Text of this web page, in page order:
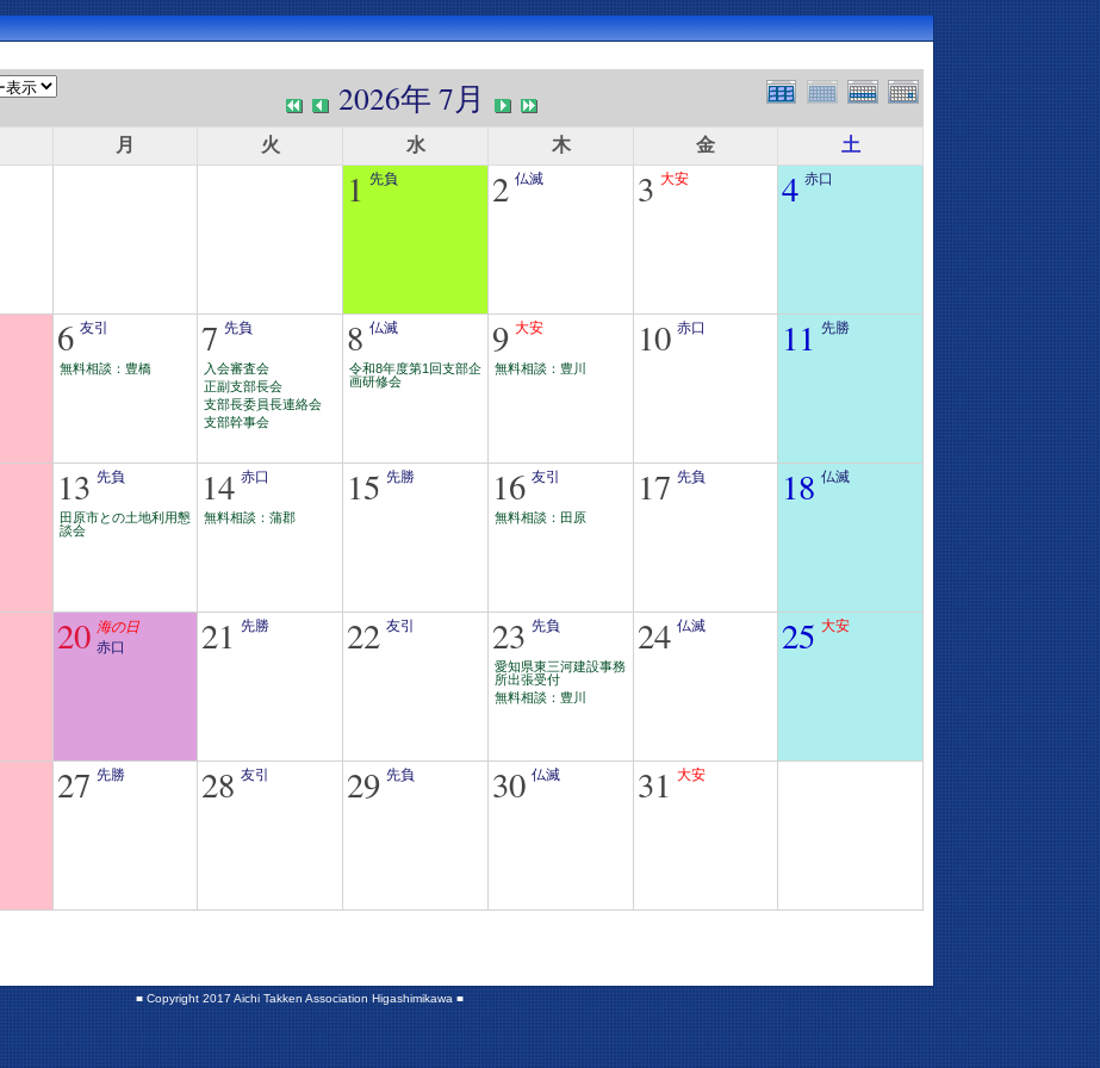
2026年 7月
月 火 水 木 金 土
1 先負 2 仏滅 3 大安 4 赤口
6 友引
無料相談：豊橋
7 先負
入会審査会
正副支部長会
支部長委員長連絡会
支部幹事会
8 仏滅
令和8年度第1回支部企
画研修会
9 大安
無料相談：豊川
10 赤口 11 先勝
13 先負
田原市との土地利用懇
談会
14 赤口
無料相談：蒲郡
15 先勝 16 友引
無料相談：田原
17 先負 18 仏滅
20 海の日
赤口 21 先勝 22 友引 23 先負
愛知県東三河建設事務
所出張受付
無料相談：豊川
24 仏滅 25 大安
27 先勝 28 友引 29 先負 30 仏滅 31 大安
■ Copyright 2017 Aichi Takken Association Higashimikawa ■